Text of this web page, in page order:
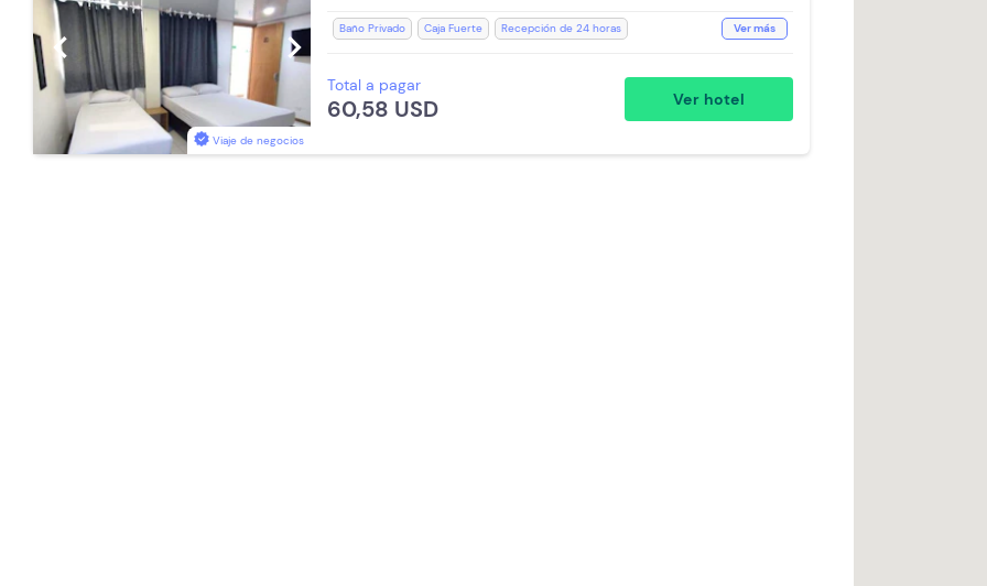
Viaje de negocios
chevron_left chevron_right Baño Privado Caja Fuerte
Recepción de 24 horas
Aire acondicionado
Toallas de cuerpo
Ver más
Total a pagar
60,58 USD Ver hotel